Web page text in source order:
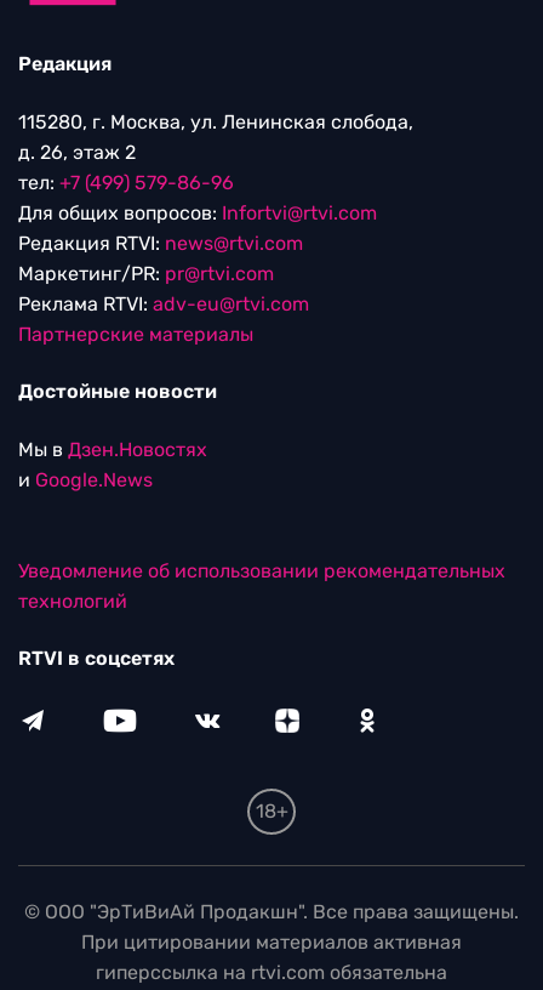
Редакция
115280, г. Москва, ул. Ленинская слобода,
д. 26, этаж 2
тел: +7 (499) 579-86-96
Для общих вопросов: Infortvi@rtvi.com
Редакция RTVI: news@rtvi.com
Маркетинг/PR: pr@rtvi.com
Реклама RTVI: adv-eu@rtvi.com
Партнерские материалы
Достойные новости
Мы в Дзен.Новостях
и Google.News
Уведомление об использовании рекомендательных
технологий
RTVI в соцсетях
18+
© ООО "ЭрТиВиАй Продакшн". Все права защищены.
При цитировании материалов активная
гиперссылка на rtvi.com обязательна